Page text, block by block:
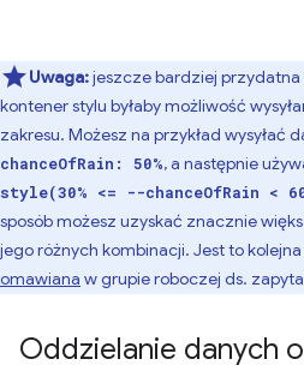
Uwaga:jeszcze bardziej
kontener stylu byłaby możliwość
zakresu. Możesz na przykład wysyłać
chanceOfRain: 50%, a następnie
style(30% <= --chanceOfRain <
sposób możesz uzyskać znacznie
jego różnych kombinacji. Jest to
omawiana w grupie roboczej ds.
Oddzielanie danych